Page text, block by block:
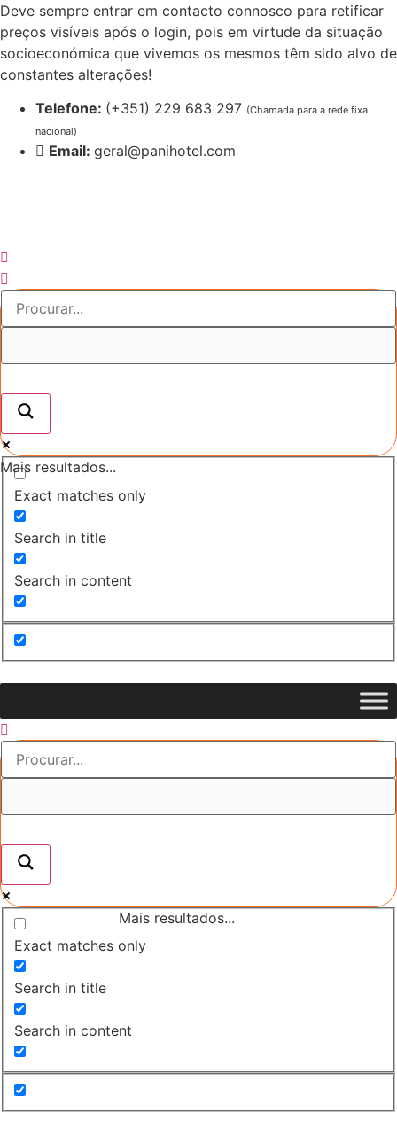
Pular
para
o
conteúdo
Deve sempre entrar em contacto connosco para retificar
preços visíveis após o login, pois em virtude da situação
socioeconómica que vivemos os mesmos têm sido alvo de
constantes alterações!
Telefone: (+351) 229 683 297 (Chamada para a rede fixa
nacional)
Email: geral@panihotel.com
Mais resultados...
Exact matches only
Search in title
Search in content
Mais resultados...
Exact matches only
Search in title
Search in content